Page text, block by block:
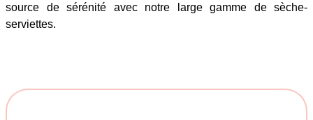
source de sérénité avec notre large gamme de sèche-
serviettes.